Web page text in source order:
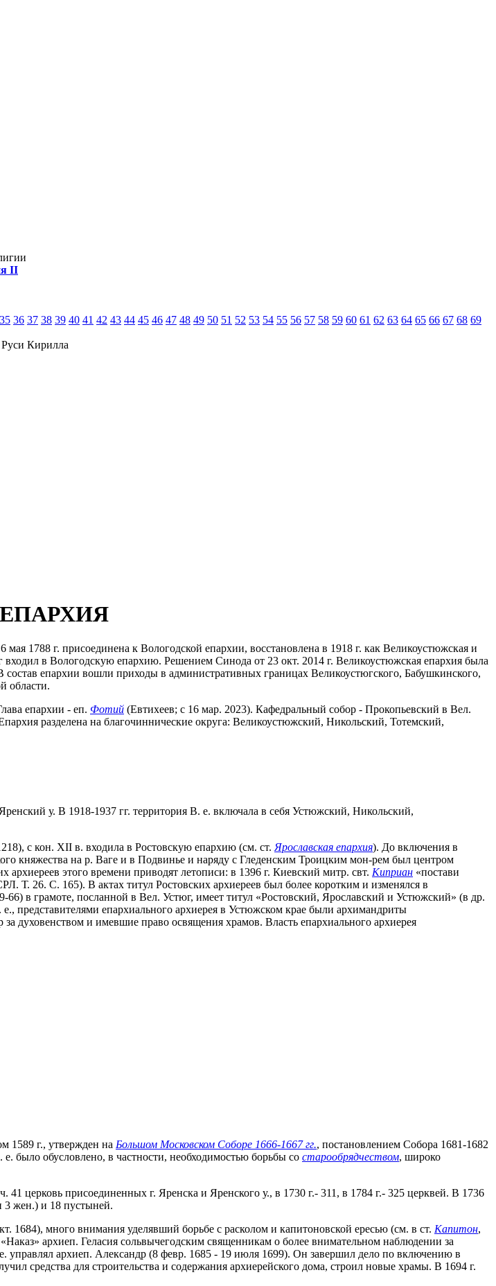
II
35 36 37 38 39 40 41 42 43 44 45 46 47 48 49 50 51 52 53 54 55 56 57 58 59 60 61 62 63 64 65 66 67 68 69
Кирилла
1788 г. присоединена к Вологодской епархии, восстановлена в 1918 г. как Великоустюжская и
в Вологодскую епархию. Решением Синода от 23 окт. 2014 г. Великоустюжская епархия была
состав епархии вошли приходы в административных границах Великоустюгского, Бабушкинского,
области.
епархии - еп. Фотий (Евтихеев; с 16 мар. 2023). Кафедральный собор - Прокопьевский в Вел.
разделена на благочиннические округа: Великоустюжский, Никольский, Тотемский,
у. В 1918-1937 гг. территория В. е. включала в себя Устюжский, Никольский,
с кон. XII в. входила в Ростовскую епархию (см. ст. Ярославская епархия). До включения в
княжества на р. Ваге и в Подвинье и наряду с Гледенским Троицким мон-рем был центром
этого времени приводят летописи: в 1396 г. Киевский митр. свт. Киприан «постави
Т. 26. С. 165). В актах титул Ростовских архиереев был более коротким и изменялся в
66) в грамоте, посланной в Вел. Устюг, имеет титул «Ростовский, Ярославский и Устюжский» (в др.
представителями епархиального архиерея в Устюжском крае были архимандриты
духовенством и имевшие право освящения храмов. Власть епархиального архиерея
1589 г., утвержден на Большом Московском Соборе 1666-1667 гг., постановлением Собора 1681-1682
было обусловлено, в частности, необходимостью борьбы со старообрядчеством, широко
церковь присоединенных г. Яренска и Яренского у., в 1730 г.- 311, в 1784 г.- 325 церквей. В 1736
3 жен.) и 18 пустыней.
много внимания уделявший борьбе с расколом и капитоновской ересью (см. в ст. Капитон,
архиеп. Геласия сольвычегодским священникам о более внимательном наблюдении за
управлял архиеп. Александр (8 февр. 1685 - 19 июля 1699). Он завершил дело по включению в
средства для строительства и содержания архиерейского дома, строил новые храмы. В 1694 г.